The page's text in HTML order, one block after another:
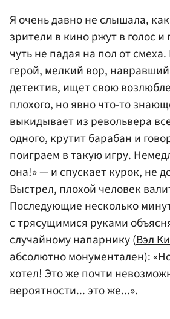
Я очень давно не слышала,
зрители в кино ржут в голос
чуть не падая на пол от
герой, мелкий вор,
детектив, ищет свою
плохого, но явно что-то
выкидывает из револьвера
одного, крутит барабан и
поиграем в такую игру.
она!» — и спускает курок, не
Выстрел, плохой человек
Последующие несколько
с трясущимися руками
случайному напарнику (Вэл
абсолютно монументален):
хотел! Это же почти
вероятности... это же...».